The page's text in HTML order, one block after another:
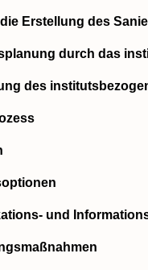
Erstellung des
durch das
des
und